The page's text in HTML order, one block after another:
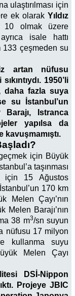
ulaştırılması için
ek olarak Yıldız
10 olmak üzere
isale hattı
çeşmeden su
artan nüfusu
1950’li
daha fazla suya
su İstanbul’un
Istranca
yapılsa da
için Büyük
taşınması
için 15 Ağustos
İstanbul’un 170 km
Melen Çayı’nın
Melen Barajı’nın
38 m3/sn suyun
nüfusu 17 milyon
kullanma suyu
Melen Çayı
DSİ-Nippon
Projeye JBIC